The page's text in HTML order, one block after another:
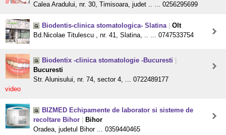
Calea Aradului, nr. 30, Timisoara, judet .. ... 0256295699
Biodentis-clinica stomatologica- Slatina
Olt
Bd.Nicolae Titulescu , nr. 41, Slatina, .. ... 0747533754
Biodentix -clinica stomatologie -Bucuresti
Bucuresti
Str. Alunisului, nr. 74, sector 4, ... 0722489177
video
BIZMED Echipamente de laborator si sisteme de
recoltare Bihor
Bihor
Oradea, judetul Bihor ... 0359440465